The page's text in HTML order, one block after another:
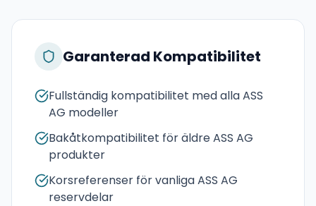
Garanterad Kompatibilitet
Fullständig kompatibilitet med alla ASS
AG modeller
Bakåtkompatibilitet för äldre ASS AG
produkter
Korsreferenser för vanliga ASS AG
reservdelar